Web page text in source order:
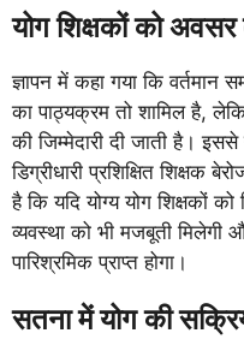
योग शिक्षकों को
ज्ञापन में कहा गया कि वर्तमान
का पाठ्यक्रम तो शामिल है,
की जिम्मेदारी दी जाती है।
डिग्रीधारी प्रशिक्षित शिक्षक
है कि यदि योग्य योग शिक्षकों
व्यवस्था को भी मजबूती मिलेगी
पारिश्रमिक प्राप्त होगा।
सतना में योग की